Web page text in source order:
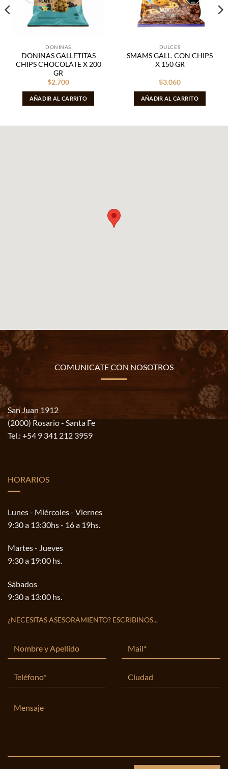
DONINAS
DONINAS GALLETITAS
CHIPS CHOCOLATE X 200
GR
$2.700
AÑADIR AL CARRITO
DULCES
SMAMS GALL. CON CHIPS
X 150 GR
$3.060
AÑADIR AL CARRITO
COMUNICATE CON NOSOTROS
San Juan 1912
(2000) Rosario - Santa Fe
Tel.: +54 9 341 212 3959
HORARIOS
Lunes - Miércoles - Viernes
9:30 a 13:30hs - 16 a 19hs.
Martes - Jueves
9:30 a 19:00 hs.
Sábados
9:30 a 13:00 hs.
¿NECESITAS ASESORAMIENTO? ESCRIBINOS...